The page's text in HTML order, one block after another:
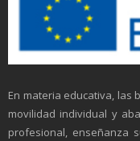
En materia educativa, las
movilidad individual y
profesional, enseñanza